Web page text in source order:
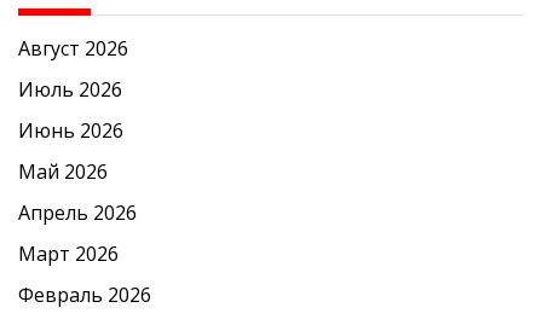
Август 2026
Июль 2026
Июнь 2026
Май 2026
Апрель 2026
Март 2026
Февраль 2026